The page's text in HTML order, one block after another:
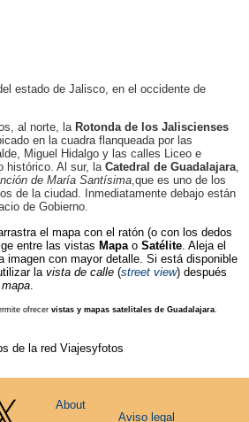
estado de Jalisco, en el occidente de
al norte, la Rotonda de los Jaliscienses
en la cuadra flanqueada por las
Miguel Hidalgo y las calles Liceo e
histórico. Al sur, la Catedral de Guadalajara,
de María Santísima,que es uno de los
de la ciudad. Inmediatamente debajo están
de Gobierno.
el mapa con el ratón (o con los dedos
entre las vistas Mapa o Satélite . Aleja el
imagen con mayor detalle. Si está disponible
la vista de calle (street view) después
ofrecer vistas y mapas satelitales de Guadalajara
de la red Viajesyfotos
About
Aviso legal